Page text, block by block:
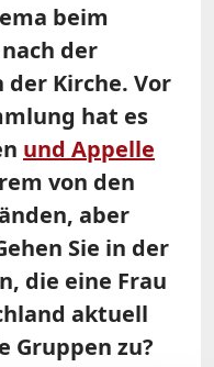
beim
der
der Kirche. Vor
hat es
und Appelle
von den
aber
Sie in der
die eine Frau
aktuell
Gruppen zu?